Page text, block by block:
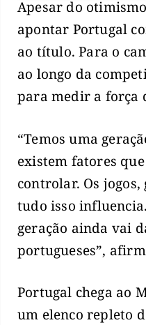
Apesar do
apontar Portugal
ao título. Para o
ao longo da
para medir a força
“Temos uma
existem fatores
controlar. Os
tudo isso
geração ainda vai
portugueses”,
Portugal chega ao
um elenco repleto